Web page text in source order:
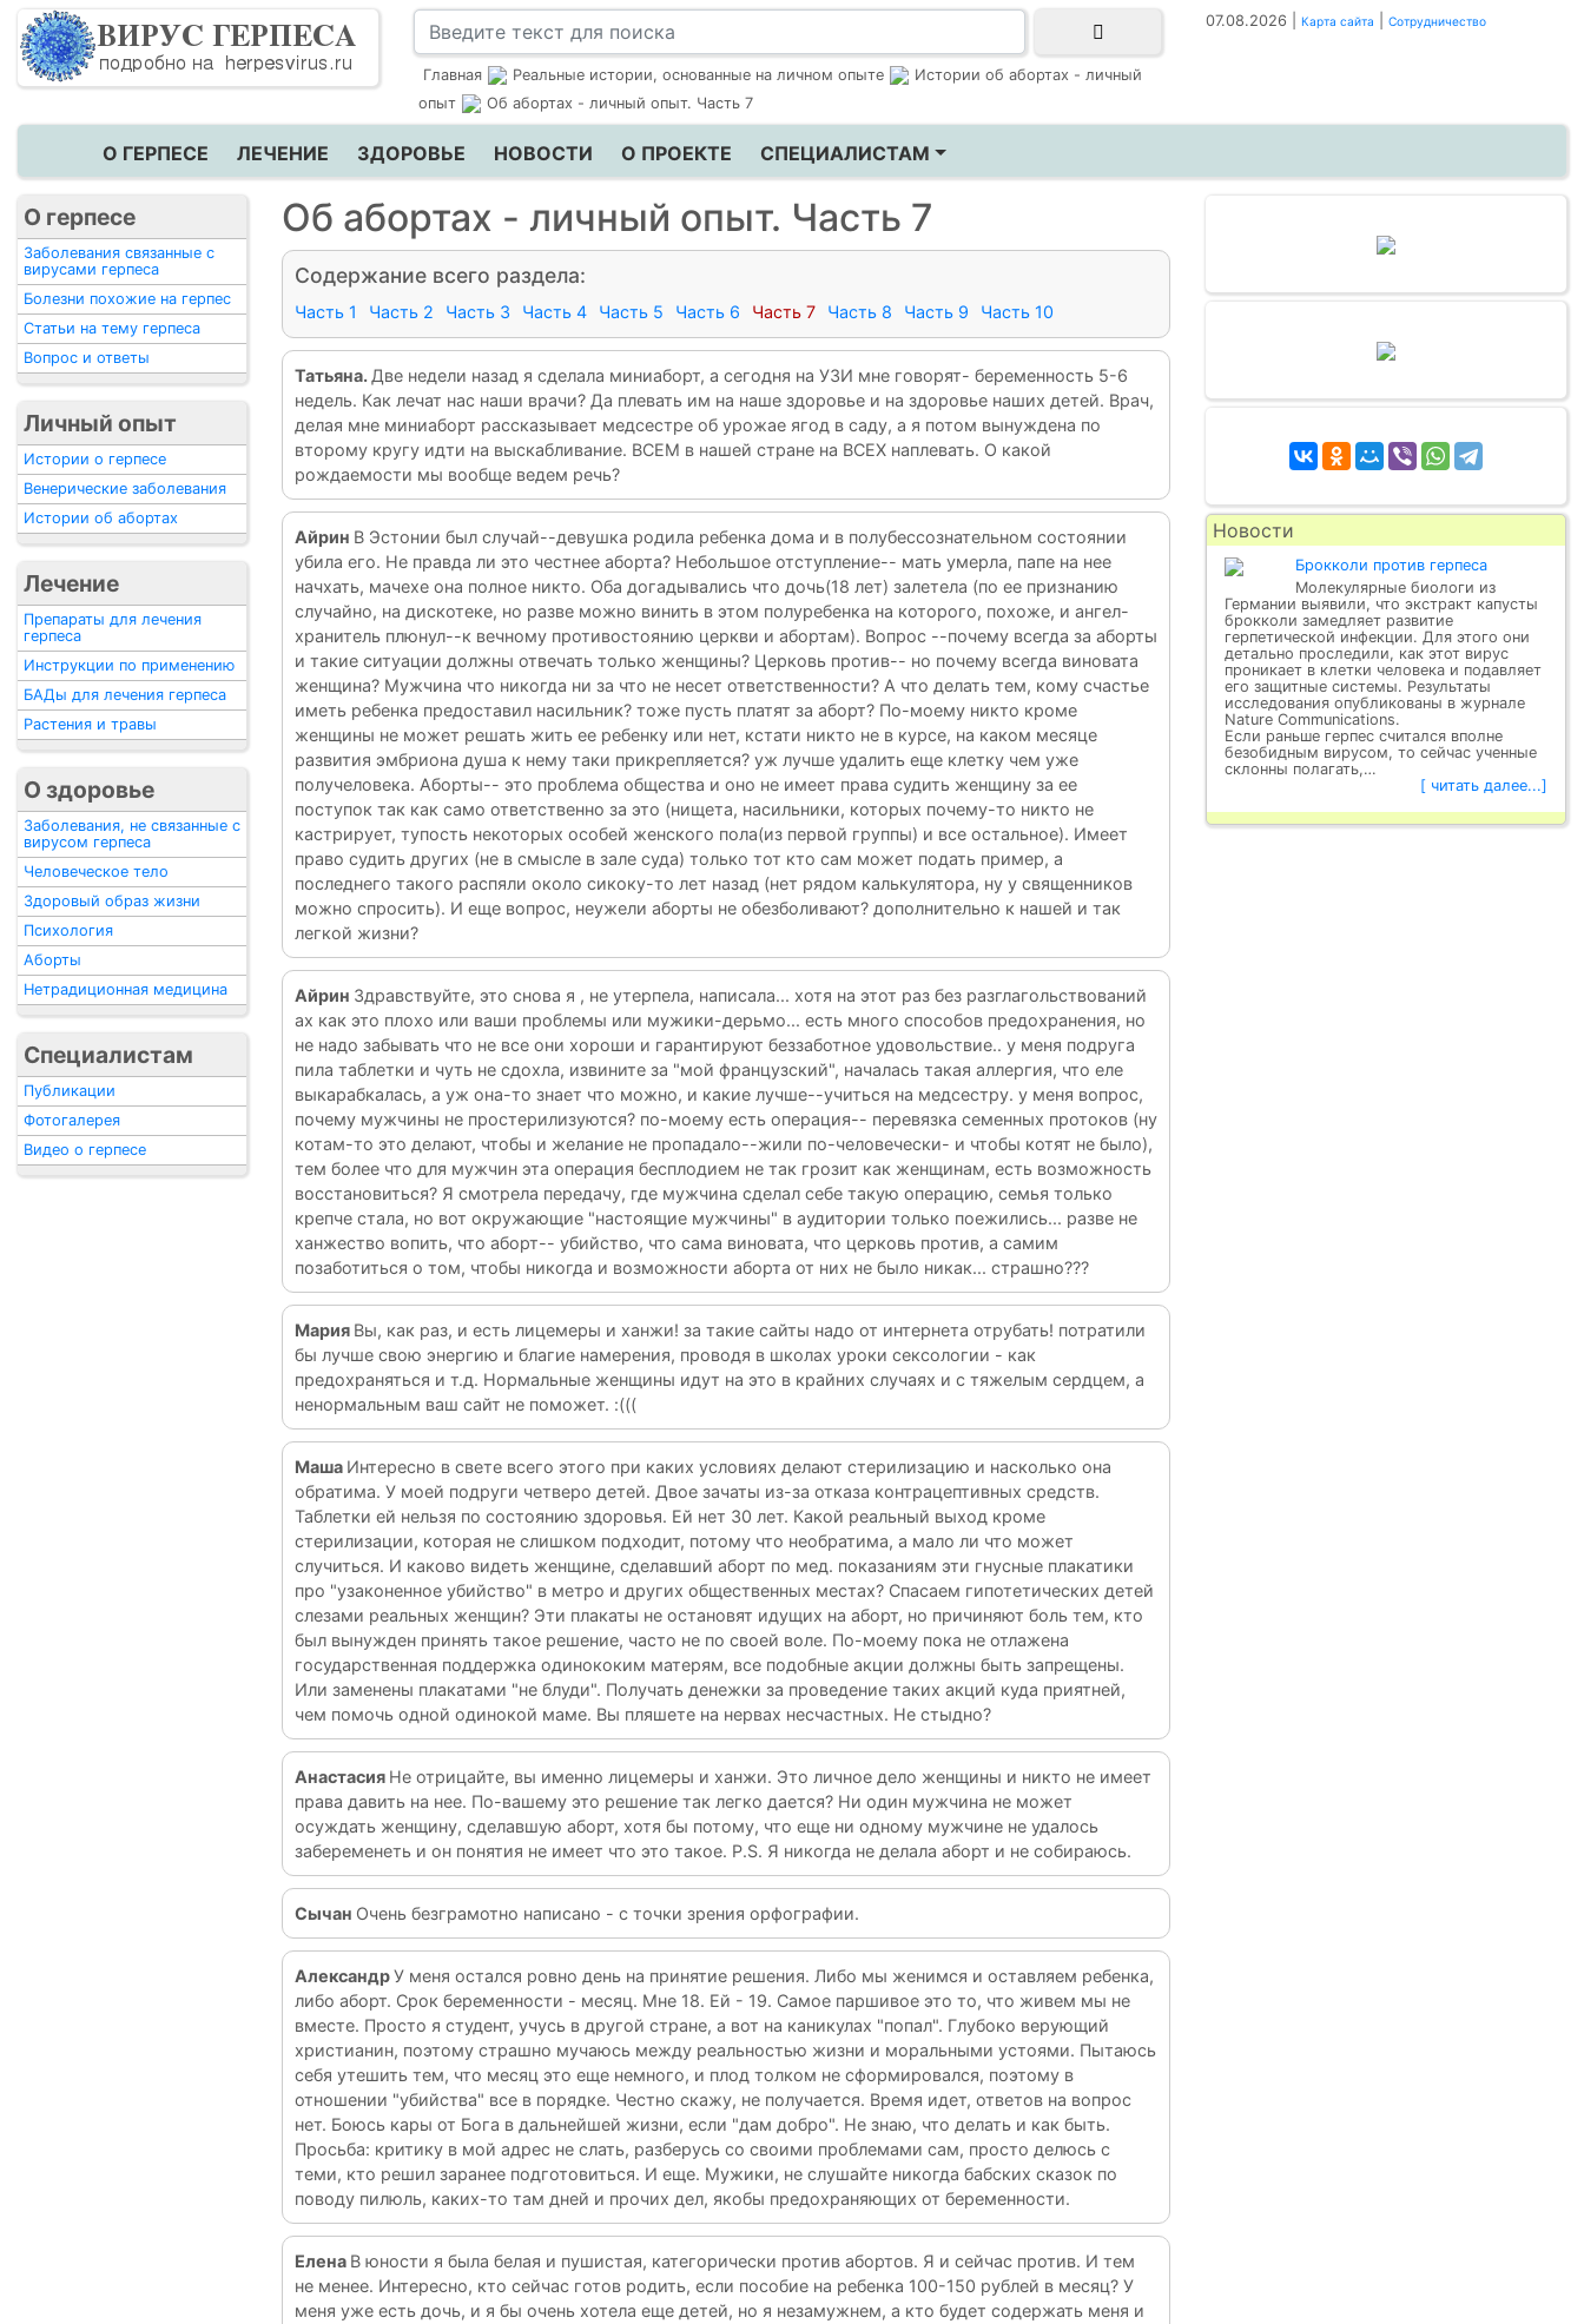
Главная Реальные истории, основанные на личном опыте
Истории об абортах - личный
опыт
Об абортах - личный опыт. Часть 7
07.08.2026 | Карта сайта Сотрудничество
О ГЕРПЕСЕ ЛЕЧЕНИЕ ЗДОРОВЬЕ НОВОСТИ О ПРОЕКТЕ СПЕЦИАЛИСТАМ
Об абортах - личный опыт. Часть 7
Содержание всего раздела:
Часть 1 Часть 2 Часть 3 Часть 4 Часть 5 Часть 6 Часть 7 Часть 8 Часть 9 Часть 10
Татьяна. Две недели назад я сделала миниаборт, а сегодня на УЗИ мне говорят- беременность 5-6
недель. Как лечат нас наши врачи? Да плевать им на наше здоровье и на здоровье наших детей. Врач,
делая мне миниаборт рассказывает медсестре об урожае ягод в саду, а я потом вынуждена по
второму кругу идти на выскабливание. ВСЕМ в нашей стране на ВСЕХ наплевать. О какой
рождаемости мы вообще ведем речь?
Айрин В Эстонии был случай--девушка родила ребенка дома и в полубессознательном состоянии
убила его. Не правда ли это честнее аборта? Небольшое отступление-- мать умерла, папе на нее
начхать, мачехе она полное никто. Оба догадывались что дочь(18 лет) залетела (по ее признанию
случайно, на дискотеке, но разве можно винить в этом полуребенка на которого, похоже, и ангел-
хранитель плюнул--к вечному противостоянию церкви и абортам). Вопрос --почему всегда за аборты
и такие ситуации должны отвечать только женщины? Церковь против-- но почему всегда виновата
женщина? Мужчина что никогда ни за что не несет ответственности? А что делать тем, кому счастье
иметь ребенка предоставил насильник? тоже пусть платят за аборт? По-моему никто кроме
женщины не может решать жить ее ребенку или нет, кстати никто не в курсе, на каком месяце
развития эмбриона душа к нему таки прикрепляется? уж лучше удалить еще клетку чем уже
получеловека. Аборты-- это проблема общества и оно не имеет права судить женщину за ее
поступок так как само ответственно за это (нищета, насильники, которых почему-то никто не
кастрирует, тупость некоторых особей женского пола(из первой группы) и все остальное). Имеет
право судить других (не в смысле в зале суда) только тот кто сам может подать пример, а
последнего такого распяли около сикоку-то лет назад (нет рядом калькулятора, ну у священников
можно спросить). И еще вопрос, неужели аборты не обезболивают? дополнительно к нашей и так
легкой жизни?
Айрин Здравствуйте, это снова я , не утерпела, написала... хотя на этот раз без разглагольствований
ах как это плохо или ваши проблемы или мужики-дерьмо... есть много способов предохранения, но
не надо забывать что не все они хороши и гарантируют беззаботное удовольствие.. у меня подруга
пила таблетки и чуть не сдохла, извините за "мой французский", началась такая аллергия, что еле
выкарабкалась, а уж она-то знает что можно, и какие лучше--учиться на медсестру. у меня вопрос,
почему мужчины не простерилизуются? по-моему есть операция-- перевязка семенных протоков (ну
котам-то это делают, чтобы и желание не пропадало--жили по-человечески- и чтобы котят не было),
тем более что для мужчин эта операция бесплодием не так грозит как женщинам, есть возможность
восстановиться? Я смотрела передачу, где мужчина сделал себе такую операцию, семья только
крепче стала, но вот окружающие "настоящие мужчины" в аудитории только поежились... разве не
ханжество вопить, что аборт-- убийство, что сама виновата, что церковь против, а самим
позаботиться о том, чтобы никогда и возможности аборта от них не было никак... страшно???
Мария Вы, как раз, и есть лицемеры и ханжи! за такие сайты надо от интернета отрубать! потратили
бы лучше свою энергию и благие намерения, проводя в школах уроки сексологии - как
предохраняться и т.д. Нормальные женщины идут на это в крайних случаях и с тяжелым сердцем, а
ненормальным ваш сайт не поможет. :(((
Маша Интересно в свете всего этого при каких условиях делают стерилизацию и насколько она
обратима. У моей подруги четверо детей. Двое зачаты из-за отказа контрацептивных средств.
Таблетки ей нельзя по состоянию здоровья. Ей нет 30 лет. Какой реальный выход кроме
стерилизации, которая не слишком подходит, потому что необратима, а мало ли что может
случиться. И каково видеть женщине, сделавший аборт по мед. показаниям эти гнусные плакатики
про "узаконенное убийство" в метро и других общественных местах? Спасаем гипотетических детей
слезами реальных женщин? Эти плакаты не остановят идущих на аборт, но причиняют боль тем, кто
был вынужден принять такое решение, часто не по своей воле. По-моему пока не отлажена
государственная поддержка одинококим матерям, все подобные акции должны быть запрещены.
Или заменены плакатами "не блуди". Получать денежки за проведение таких акций куда приятней,
чем помочь одной одинокой маме. Вы пляшете на нервах несчастных. Не стыдно?
Анастасия Не отрицайте, вы именно лицемеры и ханжи. Это личное дело женщины и никто не имеет
права давить на нее. По-вашему это решение так легко дается? Ни один мужчина не может
осуждать женщину, сделавшую аборт, хотя бы потому, что еще ни одному мужчине не удалось
забеременеть и он понятия не имеет что это такое. P.S. Я никогда не делала аборт и не собираюсь.
Сычан Очень безграмотно написано - с точки зрения орфографии.
АлександрУ меня остался ровно день на принятие решения. Либо мы женимся и оставляем ребенка,
либо аборт. Срок беременности - месяц. Мне 18. Ей - 19. Самое паршивое это то, что живем мы не
вместе. Просто я студент, учусь в другой стране, а вот на каникулах "попал". Глубоко верующий
христианин, поэтому страшно мучаюсь между реальностью жизни и моральными устоями. Пытаюсь
себя утешить тем, что месяц это еще немного, и плод толком не сформировался, поэтому в
отношении "убийства" все в порядке. Честно скажу, не получается. Время идет, ответов на вопрос
нет. Боюсь кары от Бога в дальнейшей жизни, если "дам добро". Не знаю, что делать и как быть.
Просьба: критику в мой адрес не слать, разберусь со своими проблемами сам, просто делюсь с
теми, кто решил заранее подготовиться. И еще. Мужики, не слушайте никогда бабских сказок по
поводу пилюль, каких-то там дней и прочих дел, якобы предохраняющих от беременности.
Елена В юности я была белая и пушистая, категорически против абортов. Я и сейчас против. И тем
не менее. Интересно, кто сейчас готов родить, если пособие на ребенка 100-150 рублей в месяц? У
меня уже есть дочь, и я бы очень хотела еще детей, но я незамужнем, а кто будет содержать меня и
О герпесе
Заболевания связанные с
вирусами герпеса
Болезни похожие на герпес
Статьи на тему герпеса
Вопрос и ответы
Личный опыт
Истории о герпесе
Венерические заболевания
Истории об абортах
Лечение
Препараты для лечения
герпеса
Инструкции по применению
БАДы для лечения герпеса
Растения и травы
О здоровье
Заболевания, не связанные с
вирусом герпеса
Человеческое тело
Здоровый образ жизни
Психология
Аборты
Нетрадиционная медицина
Специалистам
Публикации
Фотогалерея
Видео о герпесе
Новости
Брокколи против герпеса
Молекулярные биологи из
Германии выявили, что экстракт капусты
брокколи замедляет развитие
герпетической инфекции. Для этого они
детально проследили, как этот вирус
проникает в клетки человека и подавляет
его защитные системы. Результаты
исследования опубликованы в журнале
Nature Communications.
Если раньше герпес считался вполне
безобидным вирусом, то сейчас ученные
склонны полагать,…
[ читать далее...]